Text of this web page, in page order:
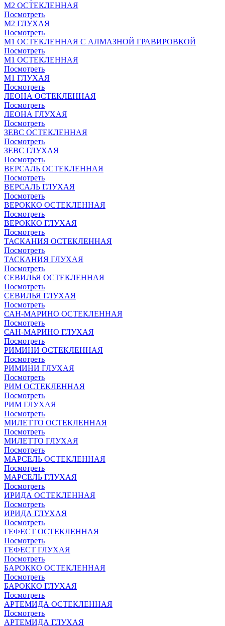
М2 ОСТЕКЛЕННАЯ
Посмотреть
М2 ГЛУХАЯ
Посмотреть
М1 ОСТЕКЛЕННАЯ С АЛМАЗНОЙ ГРАВИРОВКОЙ
Посмотреть
М1 ОСТЕКЛЕННАЯ
Посмотреть
М1 ГЛУХАЯ
Посмотреть
ЛЕОНА ОСТЕКЛЕННАЯ
Посмотреть
ЛЕОНА ГЛУХАЯ
Посмотреть
ЗЕВС ОСТЕКЛЕННАЯ
Посмотреть
ЗЕВС ГЛУХАЯ
Посмотреть
ВЕРСАЛЬ ОСТЕКЛЕННАЯ
Посмотреть
ВЕРСАЛЬ ГЛУХАЯ
Посмотреть
ВЕРОККО ОСТЕКЛЕННАЯ
Посмотреть
ВЕРОККО ГЛУХАЯ
Посмотреть
ТАСКАНИЯ ОСТЕКЛЕННАЯ
Посмотреть
ТАСКАНИЯ ГЛУХАЯ
Посмотреть
СЕВИЛЬЯ ОСТЕКЛЕННАЯ
Посмотреть
СЕВИЛЬЯ ГЛУХАЯ
Посмотреть
САН-МАРИНО ОСТЕКЛЕННАЯ
Посмотреть
САН-МАРИНО ГЛУХАЯ
Посмотреть
РИМИНИ ОСТЕКЛЕННАЯ
Посмотреть
РИМИНИ ГЛУХАЯ
Посмотреть
РИМ ОСТЕКЛЕННАЯ
Посмотреть
РИМ ГЛУХАЯ
Посмотреть
МИЛЕТТО ОСТЕКЛЕННАЯ
Посмотреть
МИЛЕТТО ГЛУХАЯ
Посмотреть
МАРСЕЛЬ ОСТЕКЛЕННАЯ
Посмотреть
МАРСЕЛЬ ГЛУХАЯ
Посмотреть
ИРИДА ОСТЕКЛЕННАЯ
Посмотреть
ИРИДА ГЛУХАЯ
Посмотреть
ГЕФЕСТ ОСТЕКЛЕННАЯ
Посмотреть
ГЕФЕСТ ГЛУХАЯ
Посмотреть
БАРОККО ОСТЕКЛЕННАЯ
Посмотреть
БАРОККО ГЛУХАЯ
Посмотреть
АРТЕМИДА ОСТЕКЛЕННАЯ
Посмотреть
АРТЕМИДА ГЛУХАЯ